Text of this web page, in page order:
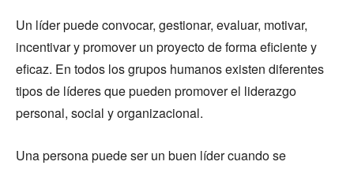
Un líder puede convocar, gestionar, evaluar, motivar,
incentivar y promover un proyecto de forma eficiente y
eficaz. En todos los grupos humanos existen diferentes
tipos de líderes que pueden promover el liderazgo
personal, social y organizacional.
Una persona puede ser un buen líder cuando se